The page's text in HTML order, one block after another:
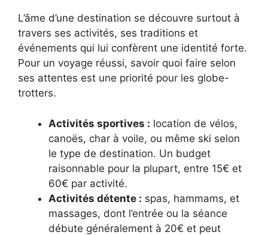
L’âme d’une destination se découvre surtout à
travers ses activités, ses traditions et
événements qui lui confèrent une identité forte.
Pour un voyage réussi, savoir quoi faire selon
ses attentes est une priorité pour les globe-
trotters.
Activités sportives : location de vélos,
canoës, char à voile, ou même ski selon
le type de destination. Un budget
raisonnable pour la plupart, entre 15€ et
60€ par activité.
Activités détente : spas, hammams, et
massages, dont l’entrée ou la séance
débute généralement à 20€ et peut